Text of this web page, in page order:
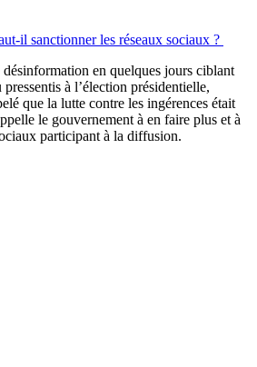
il sanctionner les réseaux sociaux ?
en quelques jours ciblant
à l’élection présidentielle,
que la lutte contre les ingérences était
le gouvernement à en faire plus et à
participant à la diffusion.